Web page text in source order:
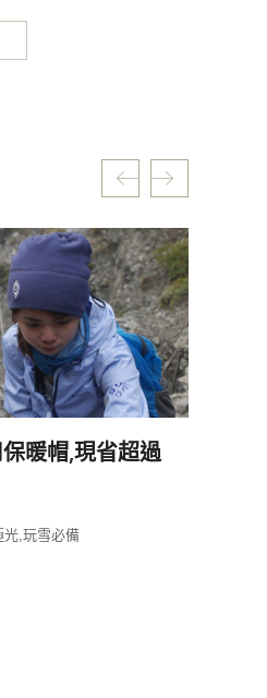
暖帽,現省超過
光,玩雪必備